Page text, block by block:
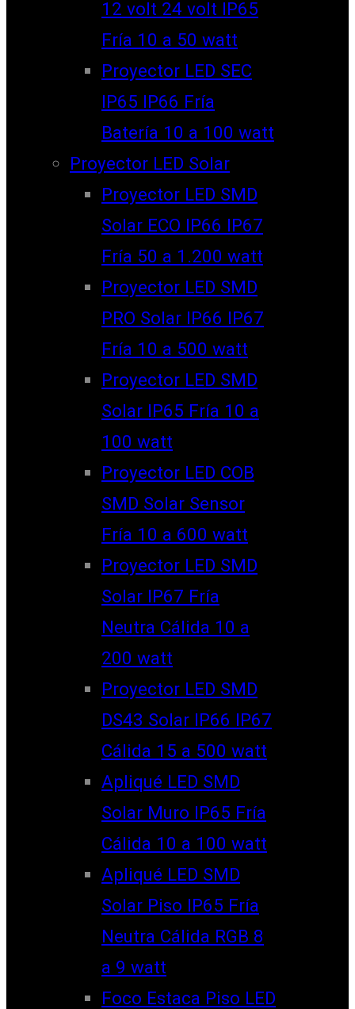
12 volt 24 volt IP65
Fría 10 a 50 watt
Proyector LED SEC
IP65 IP66 Fría
Batería 10 a 100 watt
Proyector LED Solar
Proyector LED SMD
Solar ECO IP66 IP67
Fría 50 a 1.200 watt
Proyector LED SMD
PRO Solar IP66 IP67
Fría 10 a 500 watt
Proyector LED SMD
Solar IP65 Fría 10 a
100 watt
Proyector LED COB
SMD Solar Sensor
Fría 10 a 600 watt
Proyector LED SMD
Solar IP67 Fría
Neutra Cálida 10 a
200 watt
Proyector LED SMD
DS43 Solar IP66 IP67
Cálida 15 a 500 watt
Apliqué LED SMD
Solar Muro IP65 Fría
Cálida 10 a 100 watt
Apliqué LED SMD
Solar Piso IP65 Fría
Neutra Cálida RGB 8
a 9 watt
Foco Estaca Piso LED